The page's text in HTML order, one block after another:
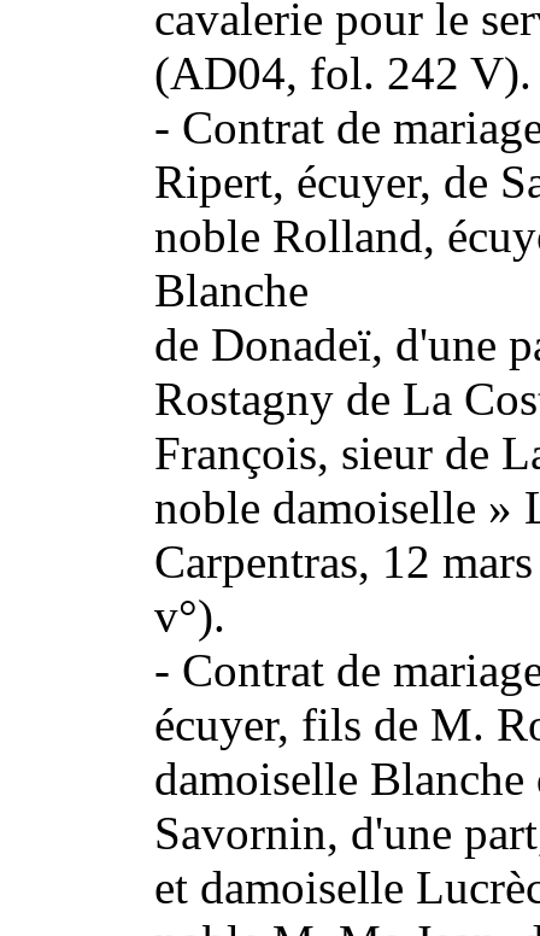
cavalerie pour le
(AD04, fol. 242 V).
- Contrat de
Ripert, écuyer, de
noble Rolland,
Blanche
de Donadeï, d'une
Rostagny de La
François, sieur de
noble damoiselle »
Carpentras, 12
v°).
- Contrat de
écuyer, fils de M.
damoiselle
Savornin, d'une
et damoiselle